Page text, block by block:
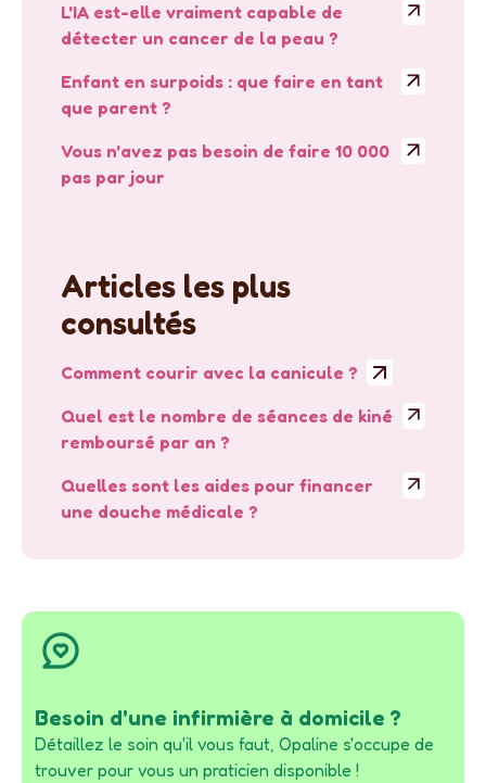
L'IA est-elle vraiment capable de
détecter un cancer de la peau ?
Enfant en surpoids : que faire en tant
que parent ?
Vous n'avez pas besoin de faire 10 000
pas par jour
Articles les plus
consultés
Comment courir avec la canicule ?
Quel est le nombre de séances de kiné
remboursé par an ?
Quelles sont les aides pour financer
une douche médicale ?
Besoin d'une infirmière à domicile ?
Détaillez le soin qu'il vous faut, Opaline s'occupe de
trouver pour vous un praticien disponible !